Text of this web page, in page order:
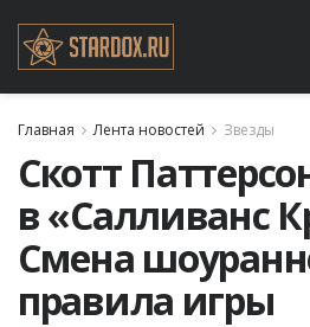
Главная Лента новостей Звезды
Скотт
в «Салливанс
Смена
правила игры